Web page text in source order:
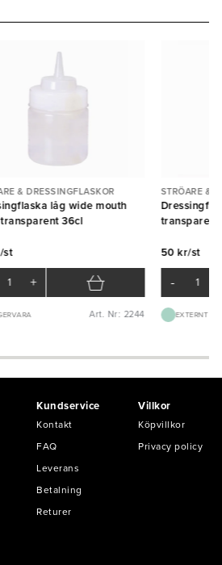
& DRESSINGFLASKOR
låg wide mouth
36cl
st
+
Art. Nr: 2244
STRÖARE &
transparent
50 kr/st
-
EXTERNT
Kundservice
Kontakt
FAQ
Leverans
Betalning
Returer
Villkor
Köpvillkor
Privacy policy